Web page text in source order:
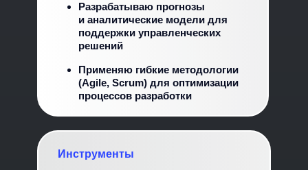
Разрабатываю прогнозы
и аналитические модели для
поддержки управленческих
решений
Применяю гибкие методологии
(Agile, Scrum) для оптимизации
процессов разработки
Инструменты